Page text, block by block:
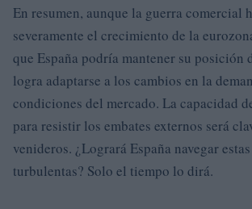
En resumen, aunque la guerra comercial
severamente el crecimiento de la
que España podría mantener su posición
logra adaptarse a los cambios en la
condiciones del mercado. La capacidad
para resistir los embates externos será
venideros. ¿Logrará España navegar
turbulentas? Solo el tiempo lo dirá.